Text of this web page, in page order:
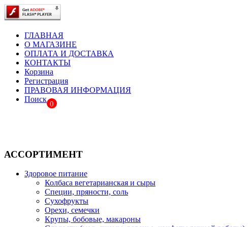
ГЛАВНАЯ
О МАГАЗИНЕ
ОПЛАТА И ДОСТАВКА
КОНТАКТЫ
Корзина
Регистрация
ПРАВОВАЯ ИНФОРМАЦИЯ
Поиск
0
АССОРТИМЕНТ
Здоровое питание
Колбаса вегетарианская и сыры
Специи, пряности, соль
Сухофрукты
Орехи, семечки
Крупы, бобовые, макароны